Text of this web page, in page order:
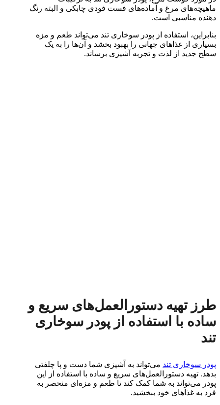
ماهیچه‌های مرغ و آماده‌های فست فودی چابکی و البته رنگ
دهنده مناسبی است.
بنابراین، استفاده از پودر سوخاری تند می‌تواند طعم و مزه
بسیاری از غذاهای جهانی را بهبود بخشد و آن‌ها را به یک
سطح جدید از لذت و تجربه آشپزی برساند.
طرز تهیه دستورالعمل‌های سریع و
ساده با استفاده از پودر سوخاری
تند
پودر سوخاری تند می‌تواند به آشپزی شما دست و پا چلفتی
بدهد. تهیه دستورالعمل‌های سریع و ساده با استفاده از این
پودر می‌تواند به شما کمک کند تا طعم و مزه‌ای منحصر به
فرد به غذاهای خود ببخشید.